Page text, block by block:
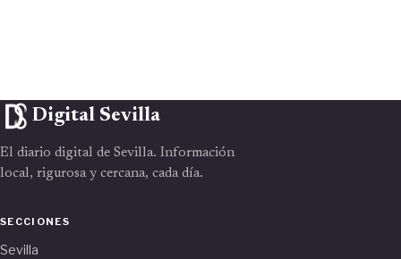
Digital Sevilla
El diario digital de Sevilla. Información
local, rigurosa y cercana, cada día.
SECCIONES
Sevilla